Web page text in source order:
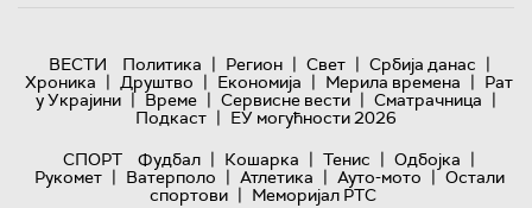
ВЕСТИ Политика | Регион | Свет | Србија данас |
Хроника | Друштво | Економија | Мерила времена | Рат
у Украјини | Време | Сервисне вести | Сматрачница |
Подкаст | ЕУ могућности 2026
СПОРТ
Фудбал | Кошарка | Тенис | Одбојка |
Рукомет | Ватерполо | Атлетика | Ауто-мото | Остали
спортови | Меморијал РТС